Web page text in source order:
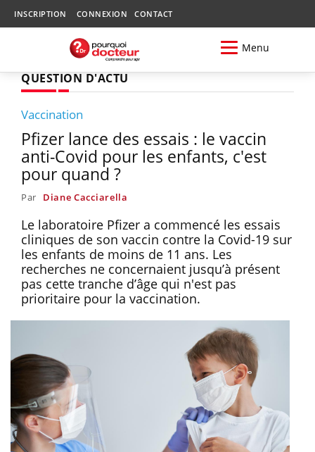
INSCRIPTION CONNEXION CONTACT
Menu
QUESTION D'ACTU
Vaccination
Pfizer lance des essais : le vaccin
anti-Covid pour les enfants, c'est
pour quand ?
Par Diane Cacciarella
Le laboratoire Pfizer a commencé les essais
cliniques de son vaccin contre la Covid-19 sur
les enfants de moins de 11 ans. Les
recherches ne concernaient jusqu’à présent
pas cette tranche d’âge qui n'est pas
prioritaire pour la vaccination.